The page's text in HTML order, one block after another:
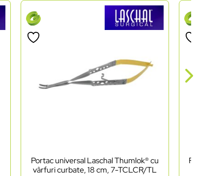
Portac universal Laschal Thumlok® cu
vârfuri curbate, 18 cm, 7-TCLCR/TL